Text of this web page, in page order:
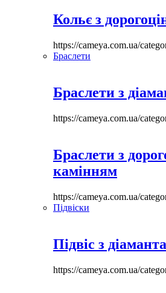
Кольє з
https://cameya.com.ua/
Браслети
Браслети з
https://cameya.com.ua/
Браслети з
камінням
https://cameya.com.ua/
Підвіски
Підвіс з
https://cameya.com.ua/